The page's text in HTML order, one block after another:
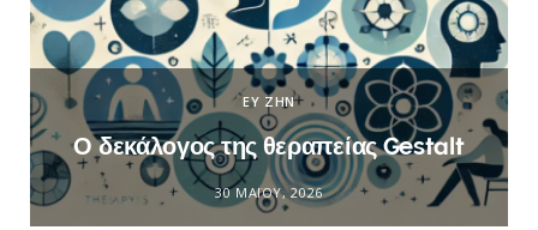
ΕΥ ΖΗΝ
Ο δεκάλογος της θεραπείας Gestalt
30 ΜΑΪ́ΟΥ, 2026